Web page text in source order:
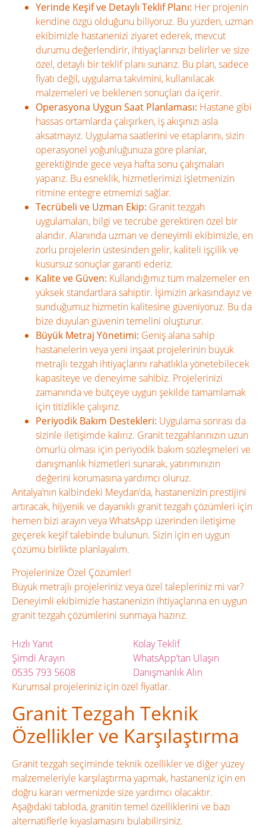
Yerinde Keşif ve Detaylı Teklif Planı: Her projenin
kendine özgü olduğunu biliyoruz. Bu yüzden, uzman
ekibimizle hastanenizi ziyaret ederek, mevcut
durumu değerlendirir, ihtiyaçlarınızı belirler ve size
özel, detaylı bir teklif planı sunarız. Bu plan, sadece
fiyatı değil, uygulama takvimini, kullanılacak
malzemeleri ve beklenen sonuçları da içerir.
Operasyona Uygun Saat Planlaması: Hastane gibi
hassas ortamlarda çalışırken, iş akışınızı asla
aksatmayız. Uygulama saatlerini ve etaplarını, sizin
operasyonel yoğunluğunuza göre planlar,
gerektiğinde gece veya hafta sonu çalışmaları
yaparız. Bu esneklik, hizmetlerimizi işletmenizin
ritmine entegre etmemizi sağlar.
Tecrübeli ve Uzman Ekip: Granit tezgah
uygulamaları, bilgi ve tecrübe gerektiren özel bir
alandır. Alanında uzman ve deneyimli ekibimizle, en
zorlu projelerin üstesinden gelir, kaliteli işçilik ve
kusursuz sonuçlar garanti ederiz.
Kalite ve Güven: Kullandığımız tüm malzemeler en
yüksek standartlara sahiptir. İşimizin arkasındayız ve
sunduğumuz hizmetin kalitesine güveniyoruz. Bu da
bize duyulan güvenin temelini oluşturur.
Büyük Metraj Yönetimi: Geniş alana sahip
hastanelerin veya yeni inşaat projelerinin büyük
metrajlı tezgah ihtiyaçlarını rahatlıkla yönetebilecek
kapasiteye ve deneyime sahibiz. Projelerinizi
zamanında ve bütçeye uygun şekilde tamamlamak
için titizlikle çalışırız.
Periyodik Bakım Destekleri: Uygulama sonrası da
sizinle iletişimde kalırız. Granit tezgahlarınızın uzun
ömürlü olması için periyodik bakım sözleşmeleri ve
danışmanlık hizmetleri sunarak, yatırımınızın
değerini korumasına yardımcı oluruz.
Antalya’nın kalbindeki Meydan’da, hastanenizin prestijini
artıracak, hijyenik ve dayanıklı granit tezgah çözümleri için
hemen bizi arayın veya WhatsApp üzerinden iletişime
geçerek keşif talebinde bulunun. Sizin için en uygun
çözümü birlikte planlayalım.
Projelerinize Özel Çözümler!
Büyük metrajlı projeleriniz veya özel talepleriniz mi var?
Deneyimli ekibimizle hastanenizin ihtiyaçlarına en uygun
granit tezgah çözümlerini sunmaya hazırız.
Hızlı Yanıt
Şimdi Arayın
0535 793 5608
Kolay Teklif
WhatsApp’tan Ulaşın
Danışmanlık Alın
Kurumsal projeleriniz için özel fiyatlar.
Granit Tezgah Teknik
Özellikler ve Karşılaştırma
Granit tezgah seçiminde teknik özellikler ve diğer yüzey
malzemeleriyle karşılaştırma yapmak, hastaneniz için en
doğru kararı vermenizde size yardımcı olacaktır.
Aşağıdaki tabloda, granitin temel özelliklerini ve bazı
alternatiflerle kıyaslamasını bulabilirsiniz.